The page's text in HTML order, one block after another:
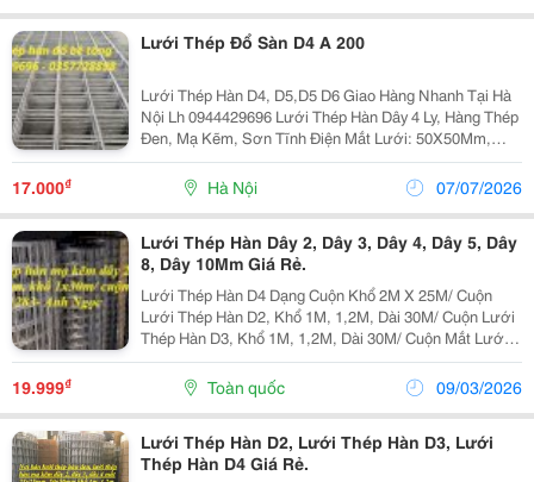
Lưới Thép Đổ Sàn D4 A 200
Lưới Thép Hàn D4, D5,D5 D6 Giao Hàng Nhanh Tại Hà
Nội Lh 0944429696 Lưới Thép Hàn Dây 4 Ly, Hàng Thép
Đen, Mạ Kẽm, Sơn Tĩnh Điện Mắt Lưới: 50X50Mm,
100X100Mm, 150X150Mm, 200X200Mm..vv Kích
Thước Tấm Lưới: Theo Yêu Cầu Của Kách Hàng Rông (
Max)...
17.000₫ Hà Nội 07/07/2026
Lưới Thép Hàn Dây 2, Dây 3, Dây 4, Dây 5, Dây
8, Dây 10Mm Giá Rẻ.
Lưới Thép Hàn D4 Dạng Cuộn Khổ 2M X 25M/ Cuộn
Lưới Thép Hàn D2, Khổ 1M, 1,2M, Dài 30M/ Cuộn Lưới
Thép Hàn D3, Khổ 1M, 1,2M, Dài 30M/ Cuộn Mắt Lưới:
50X50Mm, 100X100Mm, 150X150Mm, 200X200Mm
Đặc Điểm Lưới Hàn Dạng Cuộn Dây 2, Mắt...
19.999₫ Toàn quốc 09/03/2026
Lưới Thép Hàn D2, Lưới Thép Hàn D3, Lưới
Thép Hàn D4 Giá Rẻ.